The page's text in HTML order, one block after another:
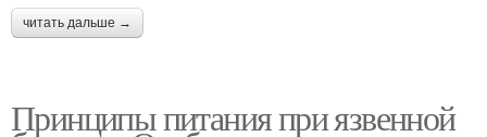
читать дальше →
Принципы питания при язвенной